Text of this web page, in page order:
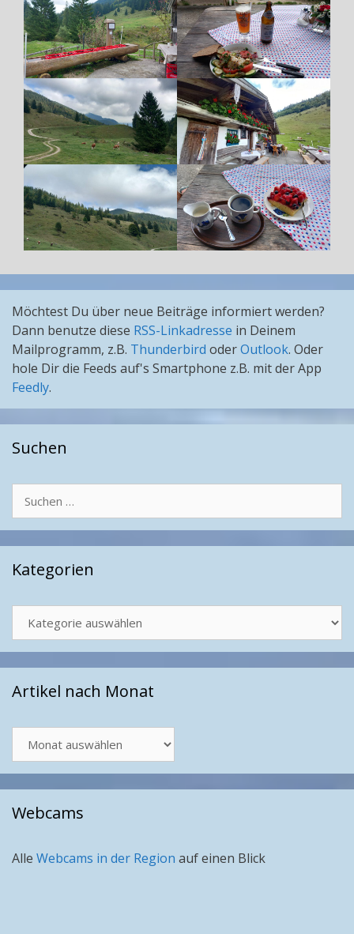
Möchtest Du über neue Beiträge informiert werden?
Dann benutze diese RSS-Linkadresse in Deinem
Mailprogramm, z.B. Thunderbird oderOutlook. Oder
hole Dir die Feeds auf's Smartphone z.B. mit der App
Feedly.
Suchen
nach:
Kategorien
Artikel nach Monat
nach
Monat
Webcams
Alle Webcams in der Region auf einen Blick